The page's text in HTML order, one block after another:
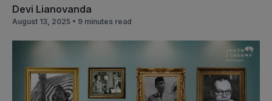
Devi Lianovanda
August 13, 2025 • 9 minutes read